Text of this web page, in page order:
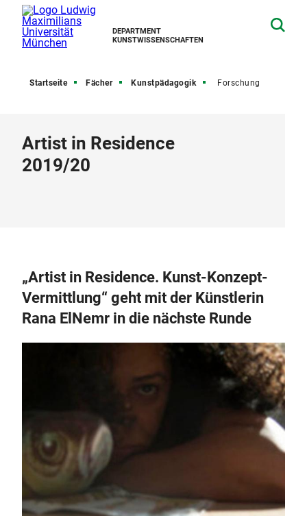
DEPARTMENT
KUNSTWISSENSCHAFTEN
Startseite Fächer Kunstpädagogik Forschung
Artist in Residence
2019/20
„Artist in Residence. Kunst-Konzept-
Vermittlung“ geht mit der Künstlerin
Rana ElNemr in die nächste Runde